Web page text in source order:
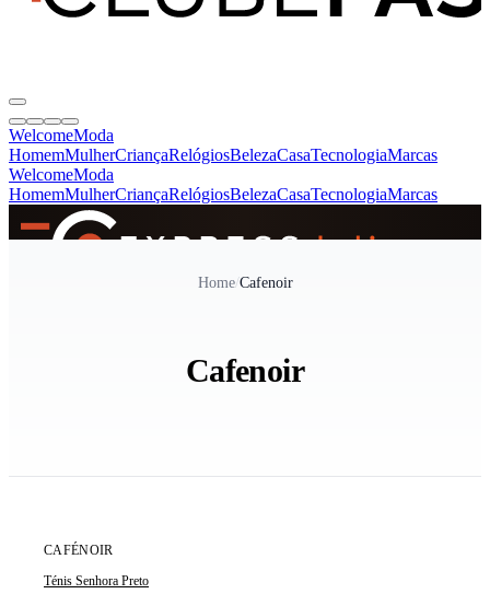
WelcomeModa
HomemMulherCriançaRelógiosBelezaCasaTecnologiaMarcas
WelcomeModa
HomemMulherCriançaRelógiosBelezaCasaTecnologiaMarcas
Home/Cafenoir
Cafenoir
CAFÉNOIR
Ténis Senhora Preto